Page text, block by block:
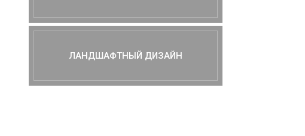
ЛАНДШАФТНЫЙ ДИЗАЙН